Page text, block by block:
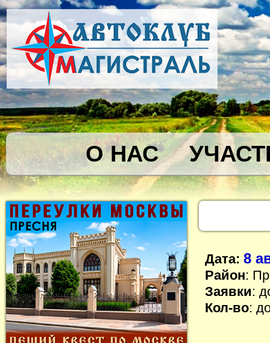
О НАС
Дата: 8
Район:
Заявки:
Кол-во: